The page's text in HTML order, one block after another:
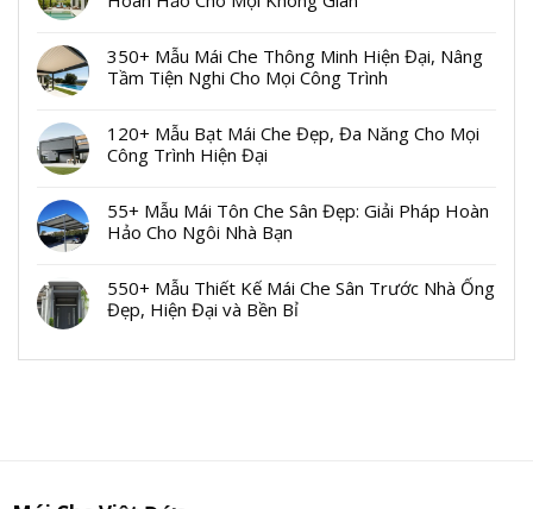
350+ Mẫu Mái Che Thông Minh Hiện Đại, Nâng
Tầm Tiện Nghi Cho Mọi Công Trình
120+ Mẫu Bạt Mái Che Đẹp, Đa Năng Cho Mọi
Công Trình Hiện Đại
55+ Mẫu Mái Tôn Che Sân Đẹp: Giải Pháp Hoàn
Hảo Cho Ngôi Nhà Bạn
550+ Mẫu Thiết Kế Mái Che Sân Trước Nhà Ống
Đẹp, Hiện Đại và Bền Bỉ